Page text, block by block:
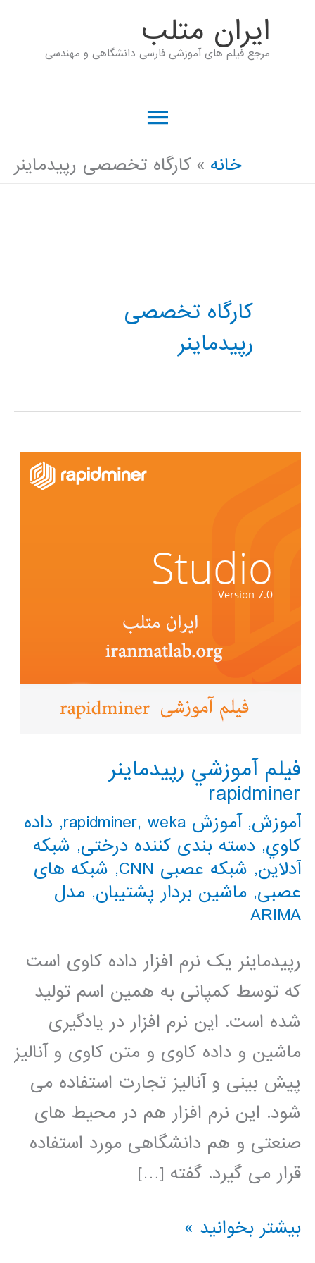
ايران متلب
مرجع فیلم های آموزشی فارسی دانشگاهی و مهندسی
فهرست
اصلی
خانه کارگاه تخصصی رپیدماینر
کارگاه تخصصی
رپیدماینر
فيلم آموزشي رپيدماينر
rapidminer
آموزش,آموزش rapidminer , weka
, داده
كاوي, دسته بندی کننده درختی, شبکه
آدلاین, شبکه عصبی CNN , شبکه های
عصبی, ماشین بردار پشتیبان, مدل
ARIMA
رپیدماینر یک نرم افزار داده کاوی است
که توسط کمپانی به همین اسم تولید
شده است. این نرم افزار در یادگیری
ماشین و داده کاوی و متن کاوی و آنالیز
پیش بینی و آنالیز تجارت استفاده می
شود. این نرم افزار هم در محیط های
صنعتی و هم دانشگاهی مورد استفاده
قرار می گیرد. گفته […]
فيلم
بیشتر بخوانید »